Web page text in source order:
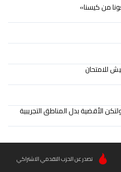
من كيسنا»
للامتحان
الأقضية بدل المناطق التجريبية
تصدر عن الحزب التقدمي الاشتراكي